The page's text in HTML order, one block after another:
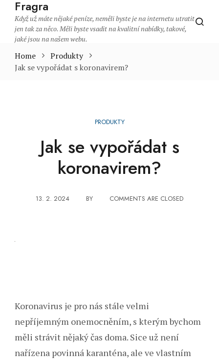
Fragra
Když už máte nějaké peníze, neměli byste je na internetu utratit
jen tak za něco. Měli byste vsadit na kvalitní nabídky, takové,
jaké jsou na našem webu.
Home
Produkty
Jak se vypořádat s koronavirem?
PRODUKTY
Jak se vypořádat s
koronavirem?
13. 2. 2024 BY COMMENTS ARE CLOSED
Koronavirus je pro nás stále velmi
nepříjemným onemocněním, s kterým bychom
měli strávit nějaký čas doma. Sice už není
nařízena povinná karanténa, ale ve vlastním